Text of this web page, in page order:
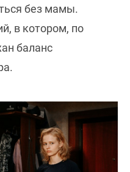
без мамы.
в котором, по
баланс